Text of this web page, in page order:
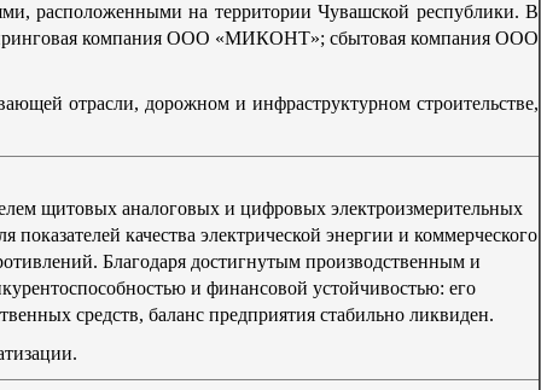
расположенными на территории Чувашской республики. В
компания ООО «МИКОНТ»; сбытовая компания ООО
отрасли, дорожном и инфраструктурном строительстве,
щитовых аналоговых и цифровых электроизмерительных
качества электрической энергии и коммерческого
Благодаря достигнутым производственным и
и финансовой устойчивостью: его
средств, баланс предприятия стабильно ликвиден.